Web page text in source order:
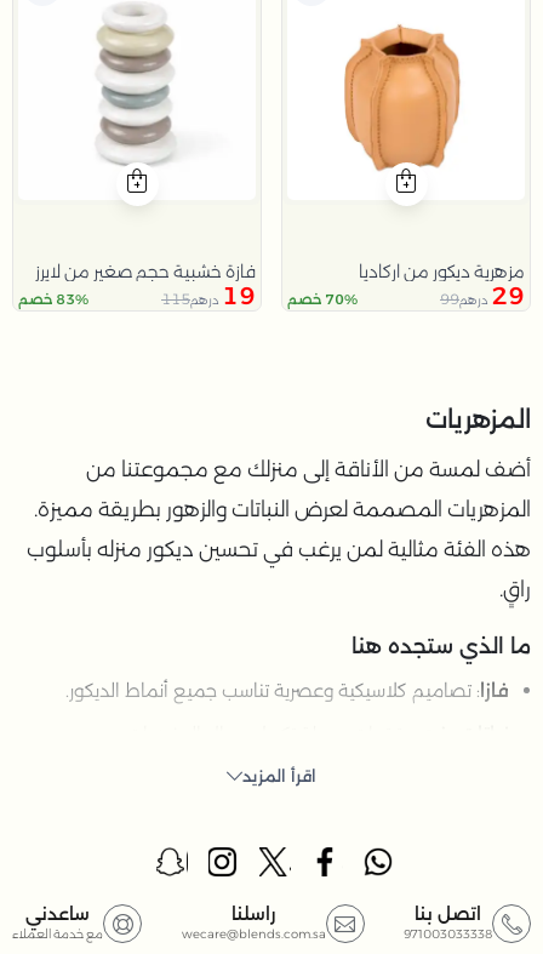
مزهرية ديكور من اركاديا
29 درهم99 70% خصم
فازة خشبية حجم صغير من لايرز
19 درهم115 83% خصم
المزهريات
أضف لمسة من الأناقة إلى منزلك مع مجموعتنا من
المزهريات المصممة لعرض النباتات والزهور بطريقة مميزة.
هذه الفئة مثالية لمن يرغب في تحسين ديكور منزله بأسلوب
راقٍ.
ما الذي ستجده هنا
فازا: تصاميم كلاسيكية وعصرية تناسب جميع أنماط الديكور.
: خيارات للعرض على الأرضيات أو الطاولات أو
اكسسوارات زينة: قطع فريدة تضيف لمسة جمالية إلى
المجسمات والتحف: أعمال فنية تضفي طابعاً مميزاً.
اقرأ المزيد
اتصل بنا
971003033338
راسلنا
wecare@blends.com.sa
ساعدني
مع خدمة العملاء